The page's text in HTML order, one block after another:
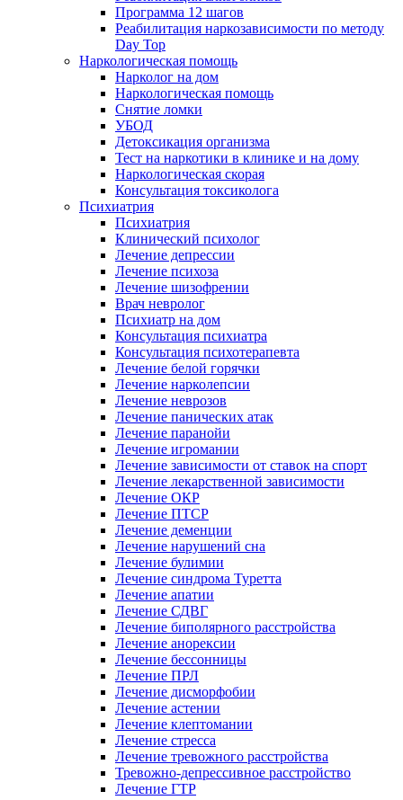
Программа 12 шагов
Реабилитация наркозависимости по методу
Day Top
Наркологическая помощь
Нарколог на дом
Наркологическая помощь
Снятие ломки
УБОД
Детоксикация организма
Тест на наркотики в клинике и на дому
Наркологическая скорая
Консультация токсиколога
Психиатрия
Психиатрия
Клинический психолог
Лечение депрессии
Лечение психоза
Лечение шизофрении
Врач невролог
Психиатр на дом
Консультация психиатра
Консультация психотерапевта
Лечение белой горячки
Лечение нарколепсии
Лечение неврозов
Лечение панических атак
Лечение паранойи
Лечение игромании
Лечение зависимости от ставок на спорт
Лечение лекарственной зависимости
Лечение ОКР
Лечение ПТСР
Лечение деменции
Лечение нарушений сна
Лечение булимии
Лечение синдрома Туретта
Лечение апатии
Лечение СДВГ
Лечение биполярного расстройства
Лечение анорексии
Лечение бессонницы
Лечение ПРЛ
Лечение дисморфобии
Лечение астении
Лечение клептомании
Лечение стресса
Лечение тревожного расстройства
Тревожно-депрессивное расстройство
Лечение ГТР